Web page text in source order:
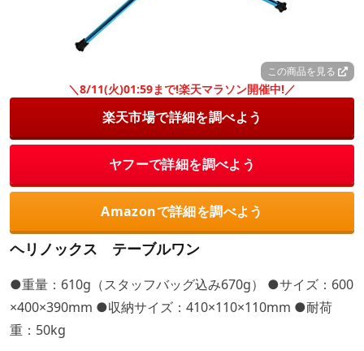
この商品を見る
＼8/11(火)01:59まで!楽天マラソン開催中!／
楽天市場で詳細を調べよう
ヤフーで詳細を調べよう
Amazonで詳細を調べよう
ヘリノックス テーブルワン
●重量：610g（スタッフバッグ込み670g） ●サイズ：600
×400×390mm ●収納サイズ：410×110×110mm ●耐荷
重：50kg